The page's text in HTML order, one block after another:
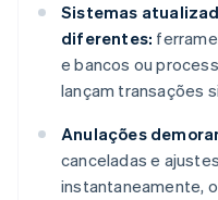
Sistemas
diferentes:
e bancos ou
lançam transações
Anulações
canceladas e
instantaneamente,